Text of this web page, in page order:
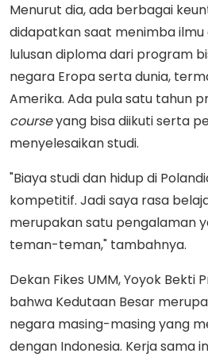
Menurut dia, ada berbagai
didapatkan saat menimba ilmu
lulusan diploma dari program
negara Eropa serta dunia,
Amerika. Ada pula satu tahun
courseyang bisa diikuti serta
menyelesaikan studi.
"Biaya studi dan hidup di
kompetitif. Jadi saya rasa
merupakan satu pengalaman
teman-teman," tambahnya.
Dekan Fikes UMM, Yoyok Bekti
bahwa Kedutaan Besar
negara masing-masing yang
dengan Indonesia. Kerja sama